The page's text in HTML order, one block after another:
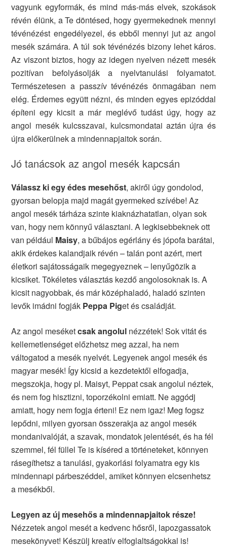
vagyunk egyformák, és mind más-más elvek, szokások
révén élünk, a Te döntésed, hogy gyermekednek mennyi
tévénézést engedélyezel, és ebből mennyi jut az angol
mesék számára. A túl sok tévénézés bizony lehet káros.
Az viszont biztos, hogy az idegen nyelven nézett mesék
pozitívan befolyásolják a nyelvtanulási folyamatot.
Természetesen a passzív tévénézés önmagában nem
elég. Érdemes együtt nézni, és minden egyes epizóddal
építeni egy kicsit a már meglévő tudást úgy, hogy az
angol mesék kulcsszavai, kulcsmondatai aztán újra és
újra előkerülnek a mindennapjaitok során.
Jó tanácsok az angol mesék kapcsán
Válassz ki egy édes mesehőst, akiről úgy gondolod,
gyorsan belopja majd magát gyermeked szívébe! Az
angol mesék tárháza szinte kiaknázhatatlan, olyan sok
van, hogy nem könnyű választani. A legkisebbeknek ott
van például Maisy, a bűbájos egérlány és jópofa barátai,
akik érdekes kalandjaik révén – talán pont azért, mert
életkori sajátosságaik megegyeznek – lenyűgözik a
kicsiket. Tökéletes választás kezdő angolosoknak is. A
kicsit nagyobbak, és már középhaladó, haladó szinten
levők imádni fogják Peppa Piget és családját.
Az angol meséketcsak angolul nézzétek! Sok vitát és
kellemetlenséget előzhetsz meg azzal, ha nem
váltogatod a mesék nyelvét. Legyenek angol mesék és
magyar mesék! Így kicsid a kezdetektől elfogadja,
megszokja, hogy pl. Maisyt, Peppat csak angolul néztek,
és nem fog hisztizni, toporzékolni emiatt. Ne aggódj
amiatt, hogy nem fogja érteni! Ez nem igaz! Meg fogsz
lepődni, milyen gyorsan összerakja az angol mesék
mondanivalóját, a szavak, mondatok jelentését, és ha fél
szemmel, fél füllel Te is kíséred a történeteket, könnyen
rásegíthetsz a tanulási, gyakorlási folyamatra egy kis
mindennapi párbeszéddel, amiket könnyen elcsenhetsz
a mesékből.
Legyen az új mesehős a mindennapjaitok része!
Nézzetek angol mesét a kedvenc hősről, lapozgassatok
mesekönyvet! Készülj kreatív elfoglaltságokkal is!